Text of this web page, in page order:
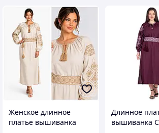
Женское длинное
платье вышиванка
Длинное
вышиванка